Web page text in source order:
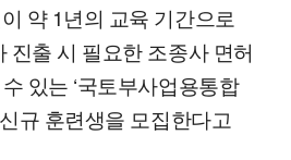
약 1년의 교육 기간으로
진출 시 필요한 조종사 면허
있는 ‘국토부사업용통합
규 훈련생을 모집한다고